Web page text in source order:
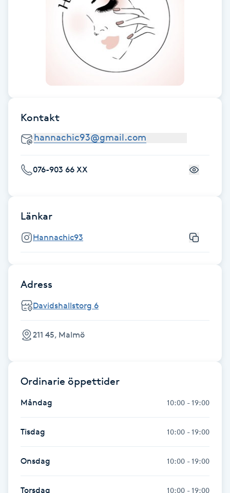
Hollywood Peel
Hot Stone Massage
Hudföryngring
Hudvård
Hyperhidros
Hypnos
Hårborttagning
Hårbottenbehandling
Hälsa
Kontakt
076-903 66 XX
Länkar
Hannachic93
Adress
Davidshallstorg 6
211 45, Malmö
Ordinarie öppettider
Måndag 10:00 - 19:00
Tisdag 10:00 - 19:00
Onsdag 10:00 - 19:00
Torsdag 10:00 - 19:00